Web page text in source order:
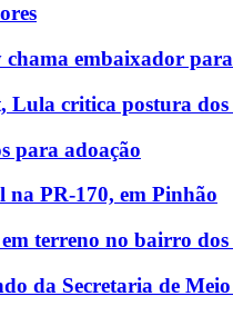
embaixador
Lula critica postura
para adoação
PR-170, em Pinhão
terreno no bairro
da Secretaria de